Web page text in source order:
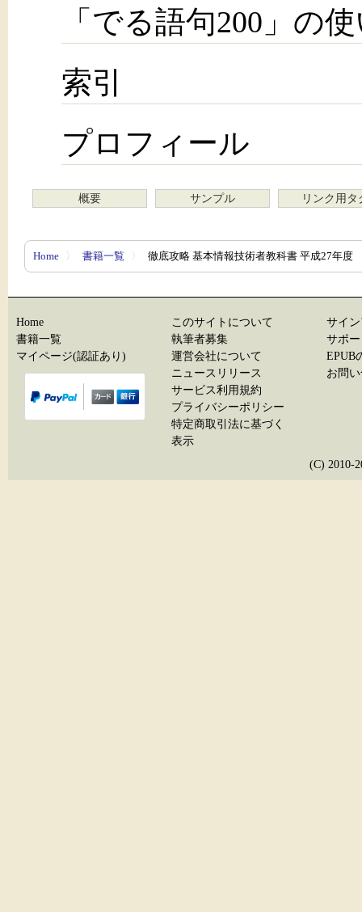
「でる語句200」の
索引
プロフィール
概要 サンプル リンク用タ
Home 〉 書籍一覧 〉 徹底攻略 基本情報技術者教科書 平成27年度
Home
書籍一覧
マイページ(認証あり)
このサイトについて
執筆者募集
運営会社について
ニュースリリース
サービス利用規約
プライバシーポリシー
特定商取引法に基づく
表示
サイ
サポ
EPUB
お問
(C) 2010-